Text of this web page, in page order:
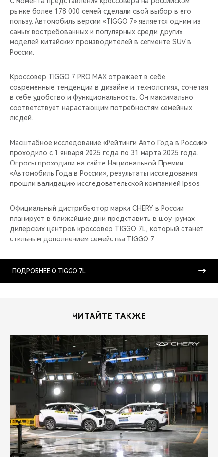
рынке более 178 000 семей сделали свой выбор в его
пользу. Автомобиль версии «TIGGO 7» является одним из
самых востребованных и популярных среди других
моделей китайских производителей в сегменте SUV в
России.
Кроссовер TIGGO 7 PRO MAX отражает в себе
современные тенденции в дизайне и технологиях, сочетая
в себе удобство и функциональность. Он максимально
соответствует нарастающим потребностям семейных
людей.
Масштабное исследование «Рейтинги Авто Года в России»
проходило с 1 января 2025 года по 31 марта 2025 года.
Опросы проходили на сайте Национальной Премии
«Автомобиль Года в России», результаты исследования
прошли валидацию исследовательской компанией Ipsos.
Официальный дистрибьютор марки CHERY в России
планирует в ближайшие дни представить в шоу-румах
дилерских центров кроссовер TIGGO 7L, который станет
стильным дополнением семейства TIGGO 7.
ПОДРОБНЕЕ О TIGGO 7L
ЧИТАЙТЕ ТАКЖЕ